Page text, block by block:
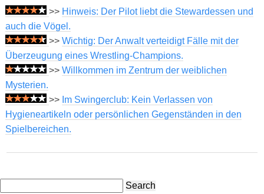
>> Hinweis: Der Pilot liebt die Stewardessen und
auch die Vögel.
>> Wichtig: Der Anwalt verteidigt Fälle mit der
Überzeugung eines Wrestling-Champions.
>> Willkommen im Zentrum der weiblichen
Mysterien.
>> Im Swingerclub: Kein Verlassen von
Hygieneartikeln oder persönlichen Gegenständen in den
Spielbereichen.
Search